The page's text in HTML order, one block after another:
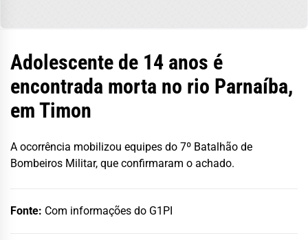
Adolescente de 14 anos é
encontrada morta no rio Parnaíba,
em Timon
A ocorrência mobilizou equipes do 7º Batalhão de
Bombeiros Militar, que confirmaram o achado.
Fonte: Com informações do G1PI